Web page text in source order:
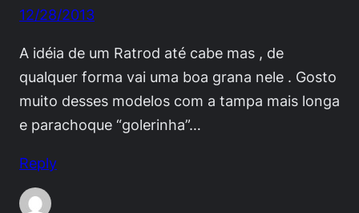
12/28/2013
A idéia de um Ratrod até cabe mas , de
qualquer forma vai uma boa grana nele . Gosto
muito desses modelos com a tampa mais longa
e parachoque “golerinha”…
Reply